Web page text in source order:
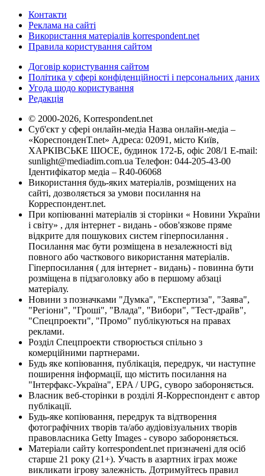
Контакти
Реклама на сайті
Використання матеріалів korrespondent.net
Правила користування сайтом
Договір користування сайтом
Політика у сфері конфіденційності і персональних даних
Угода щодо користування
Редакція
© 2000-2026, Korrespondent.net
Суб'єкт у сфері онлайн-медіа Назва онлайн-медіа –
«КореспонденТ.net» Адреса: 02091, місто Київ,
ХАРКІВСЬКЕ ШОСЕ, будинок 172-Б, офіс 208/1 E-mail:
sunlight@mediadim.com.ua Телефон: 044-205-43-00
Ідентифікатор медіа – R40-06068
Використання будь-яких матеріалів, розміщених на
сайті, дозволяється за умови посилання на
Корреспондент.net.
При копіюванні матеріалів зі сторінки « Новини України
і світу» , для інтернет - видань - обов'язкове пряме
відкрите для пошукових систем гіперпосилання .
Посилання має бути розміщена в незалежності від
повного або часткового використання матеріалів.
Гіперпосилання ( для інтернет - видань) - повинна бути
розміщена в підзаголовку або в першому абзаці
матеріалу.
Новини з позначками "Думка", "Експертиза", "Заява",
"Регіони", "Гроші", "Влада", "Вибори", "Тест-драйв",
"Спецпроекти", "Промо" публікуються на правах
реклами.
Розділ Спецпроекти створюється спільно з
комерційними партнерами.
Будь яке копіювання, публікація, передрук, чи наступне
поширення інформації, що містить посилання на
"Інтерфакс-Україна", EPA / UPG, суворо забороняється.
Власник веб-сторінки в розділі Я-Корреспондент є автор
публікації.
Будь-яке копіювання, передрук та відтворення
фотографічних творів та/або аудіовізуальних творів
правовласника Getty Images - суворо забороняється.
Матеріали сайту korrespondent.net призначені для осіб
старше 21 року (21+). Участь в азартних іграх може
викликати ігрову залежність. Дотримуйтесь правил